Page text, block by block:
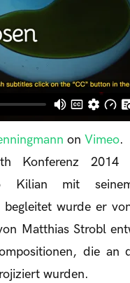
on Vimeo.
Konferenz
Kilian mit
wurde er
Matthias Strobl
die an
wurden.